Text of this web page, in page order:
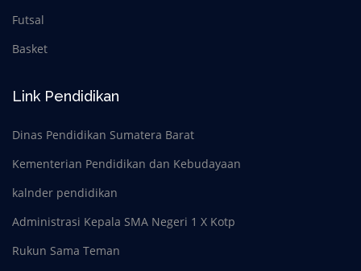
Futsal
Basket
Link Pendidikan
Dinas Pendidikan Sumatera Barat
Kementerian Pendidikan dan Kebudayaan
kalnder pendidikan
Administrasi Kepala SMA Negeri 1 X Kotp
Rukun Sama Teman